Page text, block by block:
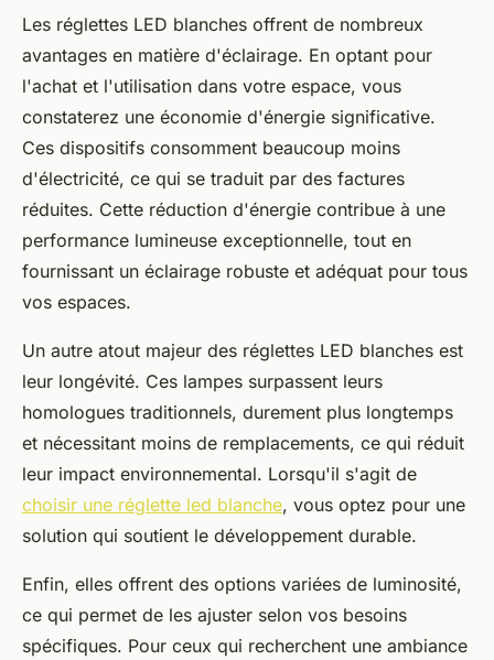
Les réglettes LED blanches offrent de nombreux
avantages en matière d'éclairage. En optant pour
l'achat et l'utilisation dans votre espace, vous
constaterez une économie d'énergie significative.
Ces dispositifs consomment beaucoup moins
d'électricité, ce qui se traduit par des factures
réduites. Cette réduction d'énergie contribue à une
performance lumineuse exceptionnelle, tout en
fournissant un éclairage robuste et adéquat pour tous
vos espaces.
Un autre atout majeur des réglettes LED blanches est
leur longévité. Ces lampes surpassent leurs
homologues traditionnels, durement plus longtemps
et nécessitant moins de remplacements, ce qui réduit
leur impact environnemental. Lorsqu'il s'agit de
choisir une réglette led blanche, vous optez pour une
solution qui soutient le développement durable.
Enfin, elles offrent des options variées de luminosité,
ce qui permet de les ajuster selon vos besoins
spécifiques. Pour ceux qui recherchent une ambiance